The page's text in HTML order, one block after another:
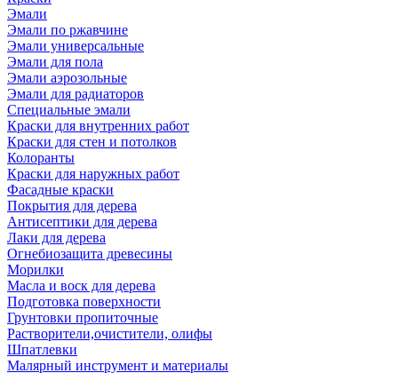
Эмали
Эмали по ржавчине
Эмали универсальные
Эмали для пола
Эмали аэрозольные
Эмали для радиаторов
Специальные эмали
Краски для внутренних работ
Краски для стен и потолков
Колоранты
Краски для наружных работ
Фасадные краски
Покрытия для дерева
Антисептики для дерева
Лаки для дерева
Огнебиозащита древесины
Морилки
Масла и воск для дерева
Подготовка поверхности
Грунтовки пропиточные
Растворители,очистители, олифы
Шпатлевки
Малярный инструмент и материалы